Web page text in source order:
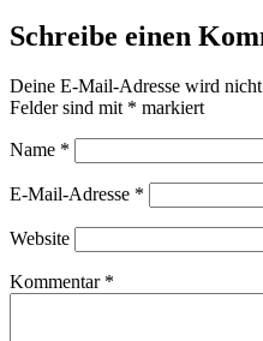
Schreibe einen
Deine E-Mail-Adresse wird
Felder sind mit * markiert
Name *
E-Mail-Adresse *
Website
Kommentar *